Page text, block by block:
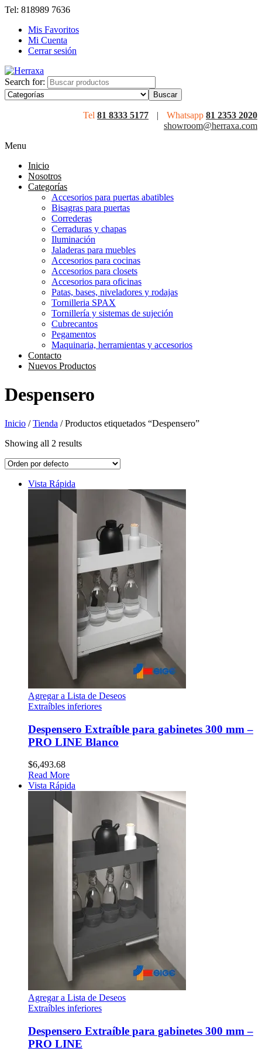
Tel: 818989 7636
Mis Favoritos
Mi Cuenta
Cerrar sesión
Search for:
Tel 81 8333 5177 | Whatsapp 81 2353 2020
showroom@herraxa.com
Menu
Inicio
Nosotros
Categorías
Accesorios para puertas abatibles
Bisagras para puertas
Correderas
Cerraduras y chapas
Iluminación
Jaladeras para muebles
Accesorios para cocinas
Accesorios para closets
Accesorios para oficinas
Patas, bases, niveladores y rodajas
Tornilleria SPAX
Tornillería y sistemas de sujeción
Cubrecantos
Pegamentos
Maquinaria, herramientas y accesorios
Contacto
Nuevos Productos
Despensero
Inicio /Tienda / Productos etiquetados “Despensero”
Showing all 2 results
Vista Rápida
Agregar a Lista de Deseos
Extraíbles inferiores
Despensero Extraíble para gabinetes 300 mm –
PRO LINE Blanco
$6,493.68
Read More
Vista Rápida
Agregar a Lista de Deseos
Extraíbles inferiores
Despensero Extraíble para gabinetes 300 mm –
PRO LINE